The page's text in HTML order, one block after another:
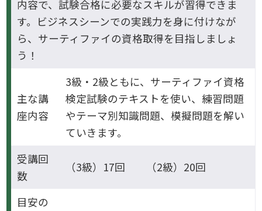
内容で、試験合格に必要なスキルが習得できま
す。ビジネスシーンでの実践力を身に付けなが
ら、サーティファイの資格取得を目指しましょ
う！
主な講
座内容
3級・2級ともに、サーティファイ資格
検定試験のテキストを使い、練習問題
やテーマ別知識問題、模擬問題を解い
ていきます。
受講回
数
（3級）17回 （2級）20回
目安の